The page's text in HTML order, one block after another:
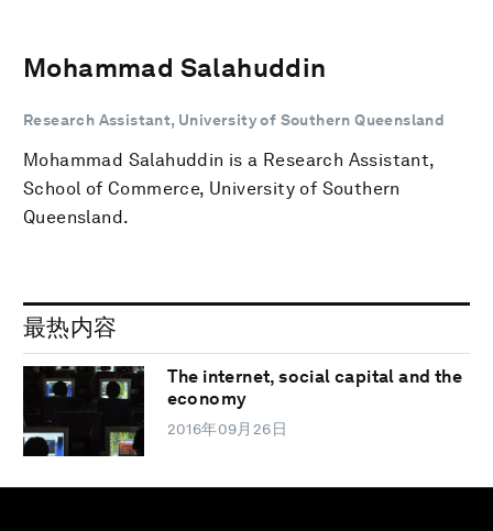
Mohammad Salahuddin
Research Assistant, University of Southern Queensland
Mohammad Salahuddin is a Research Assistant,
School of Commerce, University of Southern
Queensland.
最热内容
The internet, social capital and the
economy
2016年09月26日